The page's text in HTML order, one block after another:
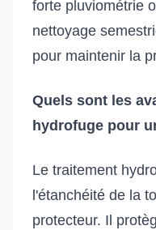
forte pluviométrie
nettoyage
pour maintenir la
Quels sont les
hydrofuge pour
Le traitement
l'étanchéité de la
protecteur. Il